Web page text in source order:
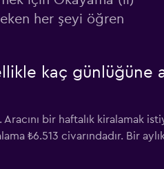
her şeyi öğren
kaç günlüğüne
bir haftalık kiralamak
₺6.513 civarındadır. Bir